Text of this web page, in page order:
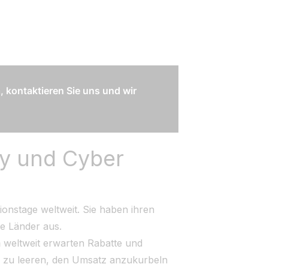
kontaktieren Sie uns und wir
und Cyber
weltweit. Sie haben ihren
Länder aus.
erwarten Rabatte und
zu leeren, den Umsatz anzukurbeln